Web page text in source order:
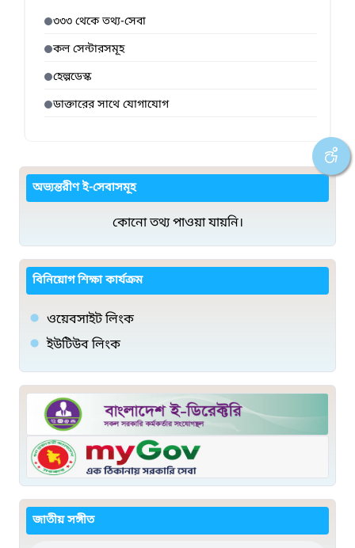
৩৩৩ থেকে তথ্য-সেবা
কল সেন্টারসমূহ
হেল্পডেস্ক
ডাক্তারের সাথে যোগাযোগ
অভ্যন্তরীণ ই-সেবাসমূহ
কোনো তথ্য পাওয়া যায়নি।
বিনিয়োগ শিক্ষা কার্যক্রম
ওয়েবসাইট লিংক
ইউটিউব লিংক
জাতীয় সঙ্গীত